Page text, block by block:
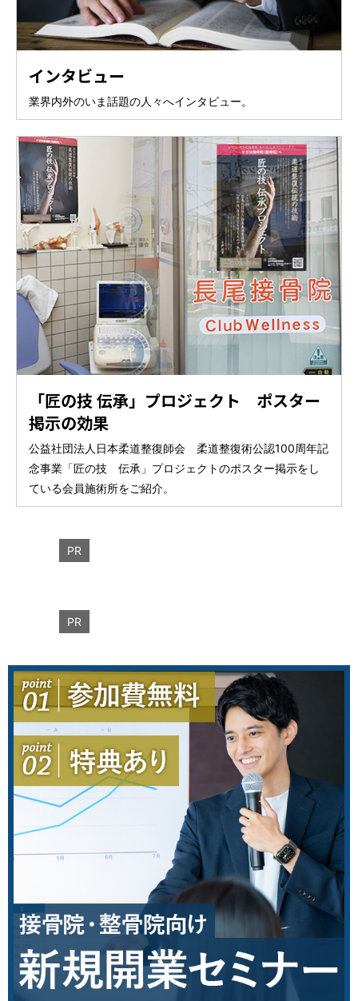
インタビュー
業界内外のいま話題の人々へインタビュー。
「匠の技 伝承」プロジェクト ポスター
掲示の効果
公益社団法人日本柔道整復師会 柔道整復術公認100周年記
念事業「匠の技 伝承」プロジェクトのポスター掲示をし
ている会員施術所をご紹介。
PR
PR